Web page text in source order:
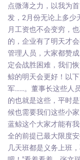
点微薄之力，以我为
发，2月份无论上多少
月工资也不会变穷，
的，企业有了明天才
管理人员，大家都赞
定会战胜困难，我们
鲸的明天会更好！以
军……。董事长这些人
的也就是这些，平时
候也需要我们这些小
蓝鲸这个大家才能有
全的前提已最大限度
几天班都是义务上班